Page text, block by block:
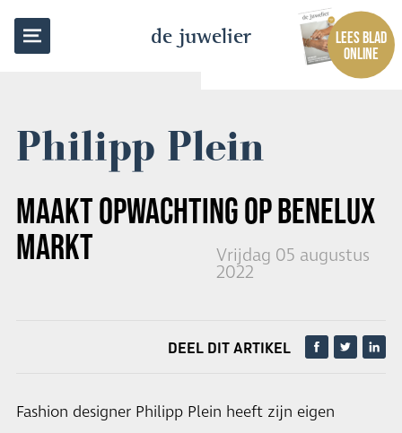
de juwelier
LEES BLAD
ONLINE
Philipp Plein
MAAKT OPWACHTING OP BENELUX
MARKT
Vrijdag 05 augustus
2022
TERUG NAAR OVERZICHT
DEEL DIT ARTIKEL
Fashion designer Philipp Plein heeft zijn eigen